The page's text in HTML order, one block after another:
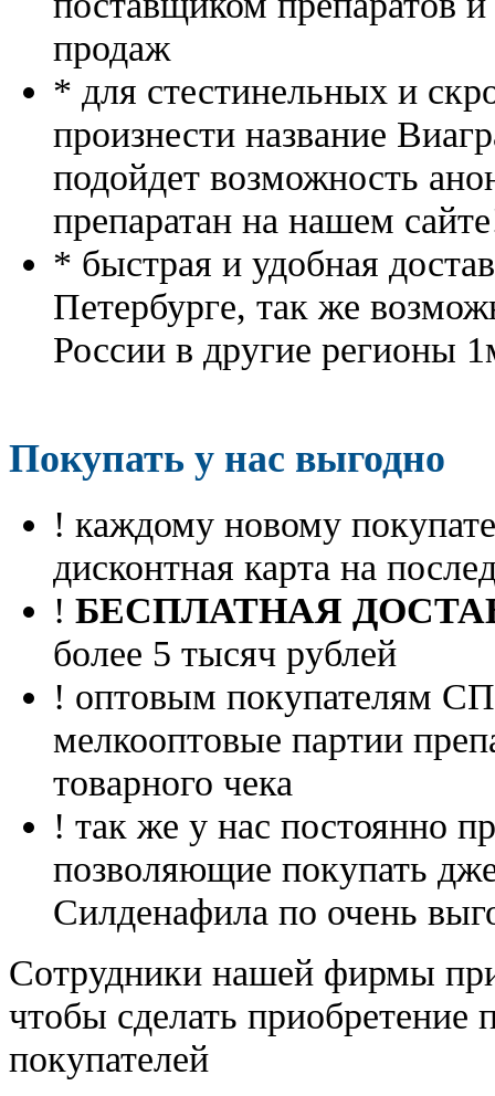
продаж
* для стестинельных и
произнести название
подойдет возможность
препаратан на нашем
* быстрая и удобная
Петербурге, так же
России в другие регионы
Покупать у нас выгодно
! каждому новому
дисконтная карта на
! БЕСПЛАТНАЯ
более 5 тысяч рублей
! оптовым покупателям
мелкооптовые партии
товарного чека
! так же у нас постоянно
позволяющие покупать
Силденафила по очень
Cотрудники нашей фирмы
чтобы сделать приобретение
покупателей